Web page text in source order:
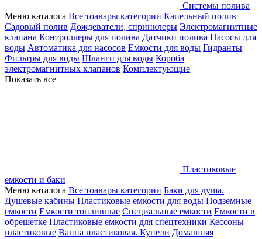
Системы полива
Меню каталога Все тоавары категории Капельный полив
Садовый полив Дождеватели, спринклеры Электромагнитные
клапана Контроллеры для полива Датчики полива Насосы для
воды Автоматика для насосов Емкости для воды Гидранты
Фильтры для воды Шланги для воды Короба
электромагнитных клапанов Комплектующие
Показать все
Пластиковые
емкости и баки
Меню каталога Все тоавары категории Баки для душа.
Душевые кабины Пластиковые емкости для воды Подземные
емкости Емкости топливные Специальные емкости Емкости в
обрешетке Пластиковые емкости для спецтехники Кессоны
пластиковые Ванна пластиковая. Купели Домашняя